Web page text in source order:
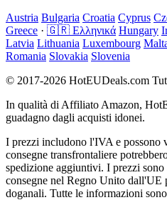
Austria Bulgaria Croatia Cyprus
Greece · 🇬🇷 Ελληνικά Hungary
Latvia Lithuania Luxembourg
Romania Slovakia Slovenia
© 2017-2026 HotEUDeals.com
In qualità di Affiliato Amazon,
guadagno dagli acquisti idonei.
I prezzi includono l'IVA e possono
consegne transfrontaliere
spedizione aggiuntivi. I prezzi
consegne nel Regno Unito dall'UE
doganali. Tutte le informazioni